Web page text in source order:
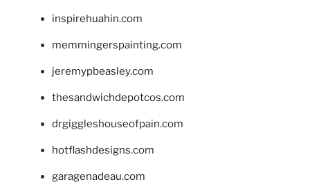
inspirehuahin.com
memmingerspainting.com
jeremypbeasley.com
thesandwichdepotcos.com
drgiggleshouseofpain.com
hotflashdesigns.com
garagenadeau.com